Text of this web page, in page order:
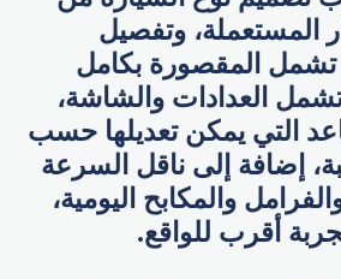
المستعملة، وتفصيل
تشمل المقصورة بكامل
تشمل العدادات والشاشة،
التي يمكن تعديلها حسب
إضافة إلى ناقل السرعة
والمكابح اليومية،
أقرب للواقع.